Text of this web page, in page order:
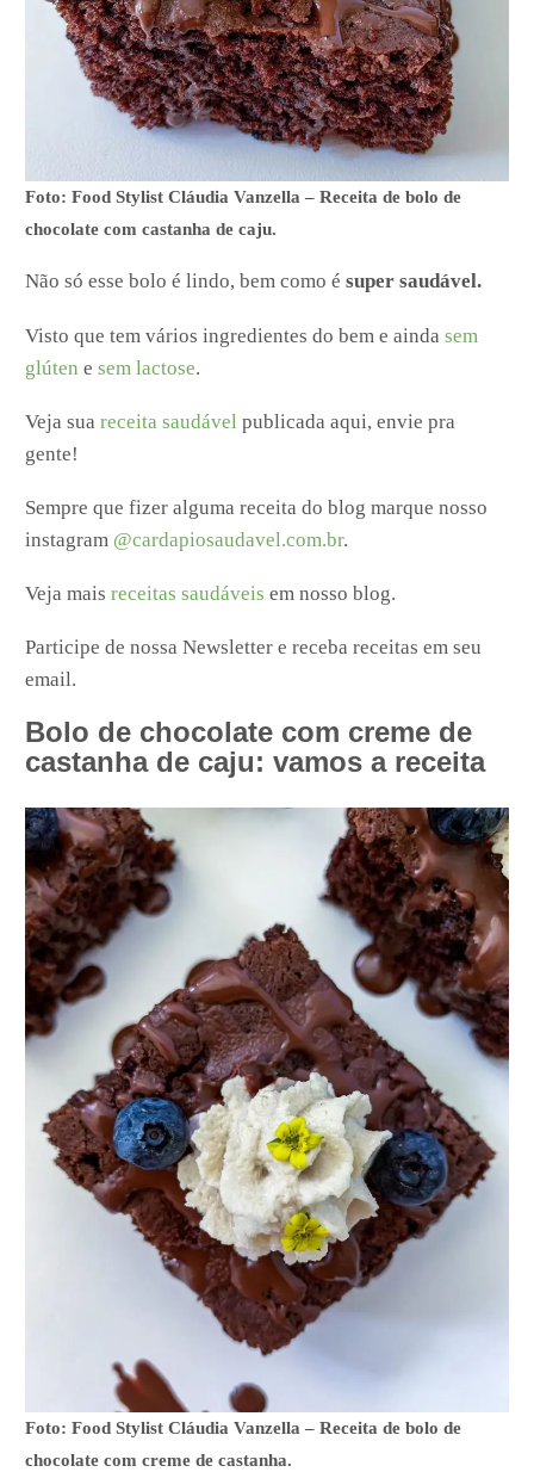
Foto: Food Stylist Cláudia Vanzella – Receita de bolo de
chocolate com castanha de caju.
Não só esse bolo é lindo, bem como ésuper saudável.
Visto que tem vários ingredientes do bem e aindasem
glúten esem lactose.
Veja suareceita saudável publicada aqui, envie pra
gente!
Sempre que fizer alguma receita do blog marque nosso
instagram @cardapiosaudavel.com.br.
Veja maisreceitas saudáveis em nosso blog.
Participe de nossa Newsletter e receba receitas em seu
email.
Bolo de chocolate com creme de
castanha de caju: vamos a receita
Foto: Food Stylist Cláudia Vanzella – Receita de bolo de
chocolate com creme de castanha.